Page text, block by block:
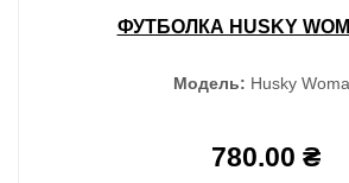
ФУТБОЛКА HUSKY
Модель: Husky
780.00 ₴